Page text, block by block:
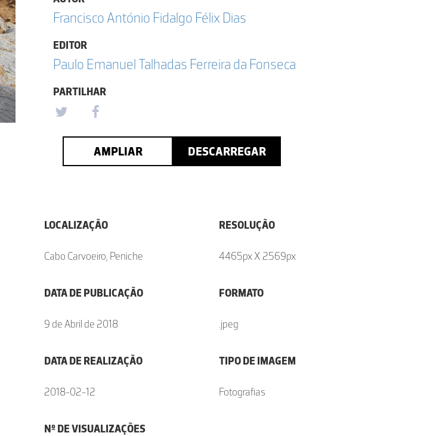
Francisco António Fidalgo Félix Dias
EDITOR
Paulo Emanuel Talhadas Ferreira da Fonseca
PARTILHAR
AMPLIAR DESCARREGAR
LOCALIZAÇÃO
Cabo Carvoeiro, Peniche
DATA DE PUBLICAÇÃO
9 de Abril de 2018
DATA DE REALIZAÇÃO
2018-02-12
Nº DE VISUALIZAÇÕES
RESOLUÇÃO
4465px X 2569px
FORMATO
.jpeg
TIPO DE IMAGEM
Fotografias